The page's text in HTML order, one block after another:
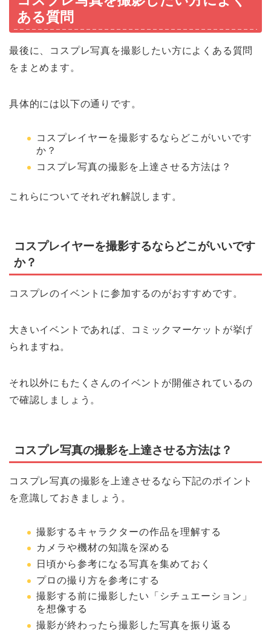
ある質問
最後に、コスプレ写真を撮影したい方によくある質問
をまとめます。
具体的には以下の通りです。
コスプレイヤーを撮影するならどこがいいです
か？
コスプレ写真の撮影を上達させる方法は？
これらについてそれぞれ解説します。
コスプレイヤーを撮影するならどこがいいです
か？
コスプレのイベントに参加するのがおすすめです。
大きいイベントであれば、コミックマーケットが挙げ
られますね。
それ以外にもたくさんのイベントが開催されているの
で確認しましょう。
コスプレ写真の撮影を上達させる方法は？
コスプレ写真の撮影を上達させるなら下記のポイント
を意識しておきましょう。
撮影するキャラクターの作品を理解する
カメラや機材の知識を深める
日頃から参考になる写真を集めておく
プロの撮り方を参考にする
撮影する前に撮影したい「シチュエーション」
を想像する
撮影が終わったら撮影した写真を振り返る